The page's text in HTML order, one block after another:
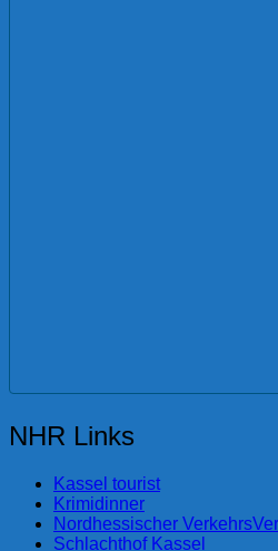
NHR Links
Kassel tourist
Krimidinner
Nordhessischer
Schlachthof Kassel